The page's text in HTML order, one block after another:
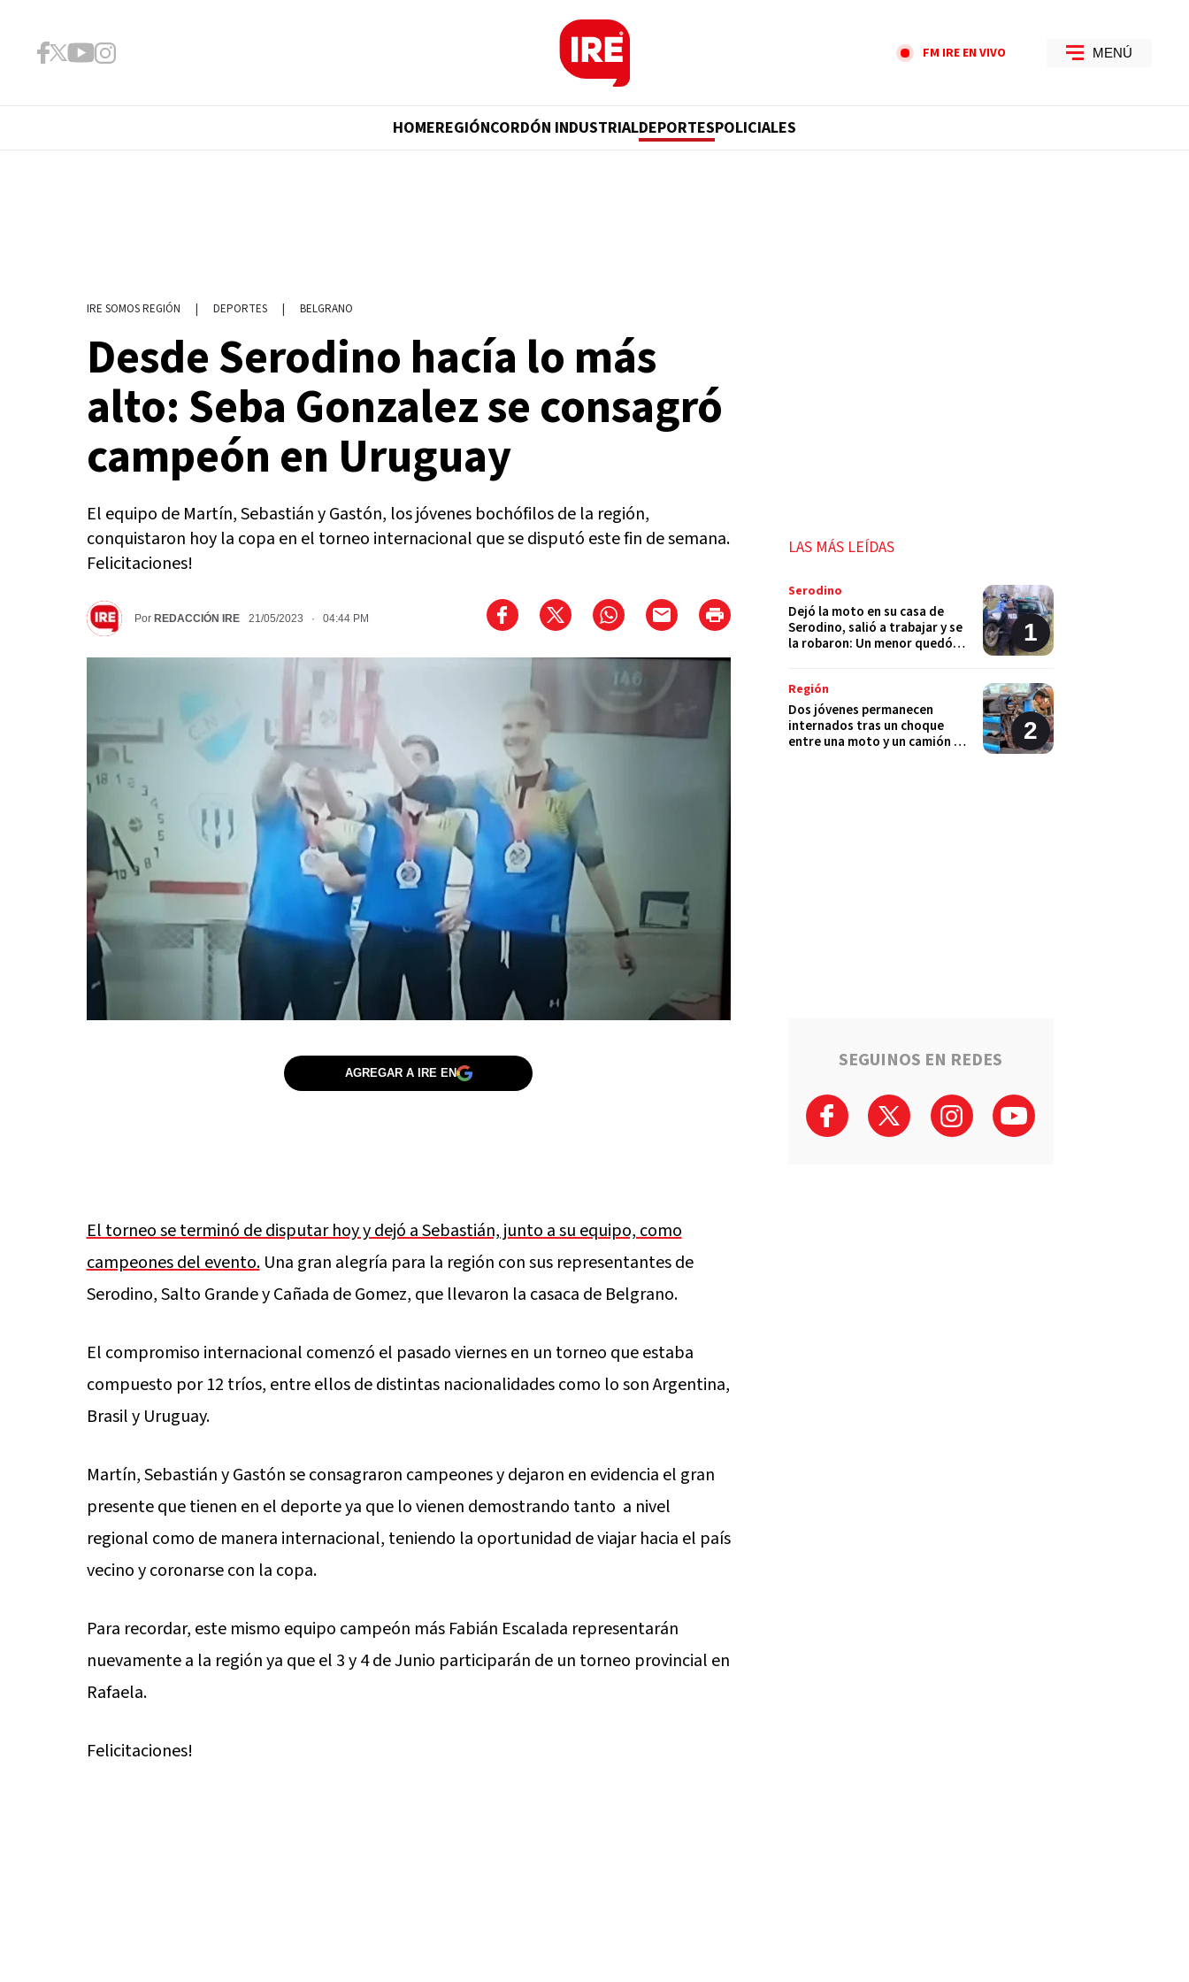
FM IRE EN VIVO MENÚ
HOMEREGIÓNCORDÓN INDUSTRIALDEPORTESPOLICIALES
IRE SOMOS REGIÓN | DEPORTES | BELGRANO
Desde Serodino hacía lo más
alto: Seba Gonzalez se consagró
campeón en Uruguay
El equipo de Martín, Sebastián y Gastón, los jóvenes bochófilos de la región,
conquistaron hoy la copa en el torneo internacional que se disputó este fin de semana.
Felicitaciones!
Por REDACCIÓN IRE 21/05/2023 · 04:44 PM
AGREGAR A IRE EN
El torneo se terminó de disputar hoy y dejó a Sebastián, junto a su equipo, como
campeones del evento.Una gran alegría para la región con sus representantes de
Serodino, Salto Grande y Cañada de Gomez, que llevaron la casaca de Belgrano.
El compromiso internacional comenzó el pasado viernes en un torneo que estaba
compuesto por 12 tríos, entre ellos de distintas nacionalidades como lo son Argentina,
Brasil y Uruguay.
Martín, Sebastián y Gastón se consagraron campeones y dejaron en evidencia el gran
presente que tienen en el deporte ya que lo vienen demostrando tanto a nivel
regional como de manera internacional, teniendo la oportunidad de viajar hacia el país
vecino y coronarse con la copa.
Para recordar, este mismo equipo campeón más Fabián Escalada representarán
nuevamente a la región ya que el 3 y 4 de Junio participarán de un torneo provincial en
Rafaela.
Felicitaciones!
LAS MÁS LEÍDAS
Serodino
Dejó la moto en su casa de
Serodino, salió a trabajar y se
la robaron: Un menor quedó
Región
Dos jóvenes permanecen
internados tras un choque
entre una moto y un camión en
"Solo quería darle una
oportunidad"SEGUINOS EN REDES